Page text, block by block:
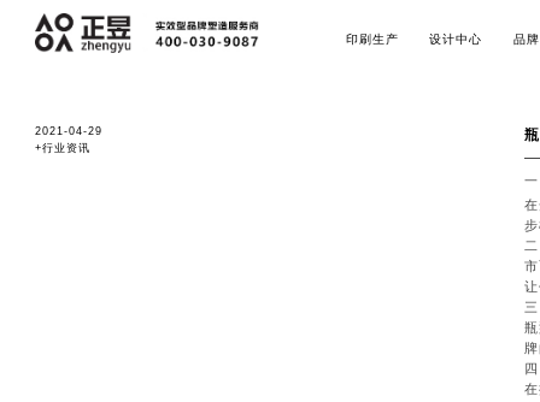
印刷生产 设计中心 品
2021-04-29
+行业资讯